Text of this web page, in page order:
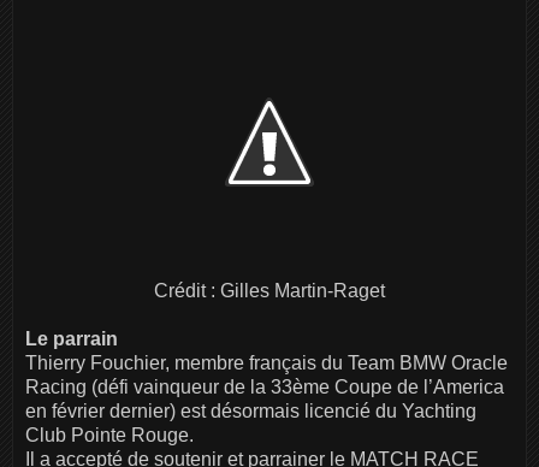
Crédit : Gilles Martin-Raget
Le parrain
Thierry Fouchier, membre français du Team BMW Oracle
Racing (défi vainqueur de la 33ème Coupe de l’America
en février dernier) est désormais licencié du Yachting
Club Pointe Rouge.
Il a accepté de soutenir et parrainer le MATCH RACE